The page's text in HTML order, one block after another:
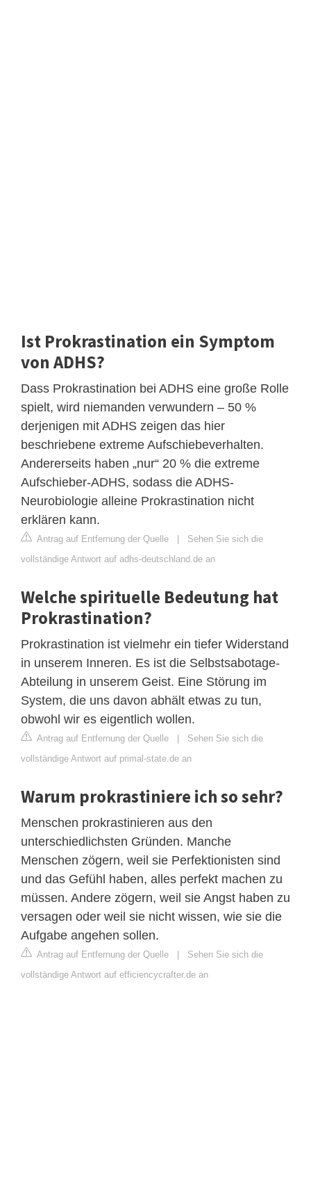
Ist Prokrastination ein Symptom
von ADHS?
Dass Prokrastination bei ADHS eine große Rolle
spielt, wird niemanden verwundern – 50 %
derjenigen mit ADHS zeigen das hier
beschriebene extreme Aufschiebeverhalten.
Andererseits haben „nur“ 20 % die extreme
Aufschieber-ADHS, sodass die ADHS-
Neurobiologie alleine Prokrastination nicht
erklären kann.
Antrag auf Entfernung der Quelle | Sehen Sie sich die
vollständige Antwort auf adhs-deutschland.de an
Welche spirituelle Bedeutung hat
Prokrastination?
Prokrastination ist vielmehr ein tiefer Widerstand
in unserem Inneren. Es ist die Selbstsabotage-
Abteilung in unserem Geist. Eine Störung im
System, die uns davon abhält etwas zu tun,
obwohl wir es eigentlich wollen.
Antrag auf Entfernung der Quelle | Sehen Sie sich die
vollständige Antwort auf primal-state.de an
Warum prokrastiniere ich so sehr?
Menschen prokrastinieren aus den
unterschiedlichsten Gründen. Manche
Menschen zögern, weil sie Perfektionisten sind
und das Gefühl haben, alles perfekt machen zu
müssen. Andere zögern, weil sie Angst haben zu
versagen oder weil sie nicht wissen, wie sie die
Aufgabe angehen sollen.
Antrag auf Entfernung der Quelle | Sehen Sie sich die
vollständige Antwort auf efficiencycrafter.de an